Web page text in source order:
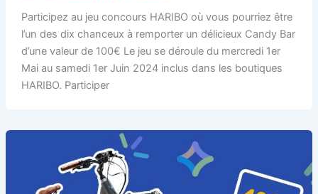
Participez au jeu concours HARIBO où vous pourriez être
l’un des dix chanceux à remporter un délicieux Candy Bar
d’une valeur de 100€ Le jeu se déroule du mercredi 1er
Mai au samedi 1er Juin 2024 inclus dans les boutiques
HARIBO. Participer